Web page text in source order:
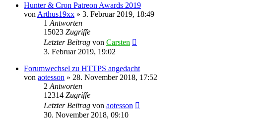
Hunter & Cron Patreon Awards 2019
von Arthus19xx » 3. Februar 2019, 18:49
1 Antworten
15023 Zugriffe
Letzter Beitrag von Carsten
3. Februar 2019, 19:02
Forumwechsel zu HTTPS angedacht
von aotesson » 28. November 2018, 17:52
2 Antworten
12314 Zugriffe
Letzter Beitrag von aotesson
30. November 2018, 09:10